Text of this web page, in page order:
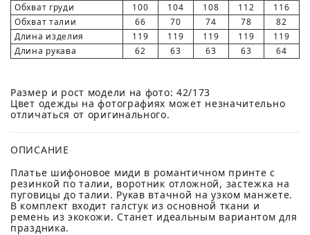
Обхват груди
100 104 108 112
116
Обхват талии
66 70 74 78
82
Длина изделия
119 119 119 119
119
Длина рукава
62 63 63 63 64
Размер и рост модели на фото: 42/173
Цвет одежды на фотографиях может незначительно
отличаться от оригинального.
ОПИСАНИЕ
Платье шифоновое миди в романтичном принте с
резинкой по талии, воротник отложной, застежка на
пуговицы до талии. Рукав втачной на узком манжете.
В комплект входит галстук из основной ткани и
ремень из экокожи. Станет идеальным вариантом для
праздника.